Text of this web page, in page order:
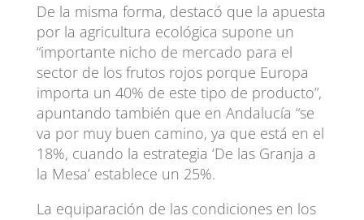
De la misma forma, destacó que la apuesta
por la agricultura ecológica supone un
“importante nicho de mercado para el
sector de los frutos rojos porque Europa
importa un 40% de este tipo de producto”,
apuntando también que en Andalucía “se
va por muy buen camino, ya que está en el
18%, cuando la estrategia ‘De las Granja a
la Mesa’ establece un 25%.
La equiparación de las condiciones en los